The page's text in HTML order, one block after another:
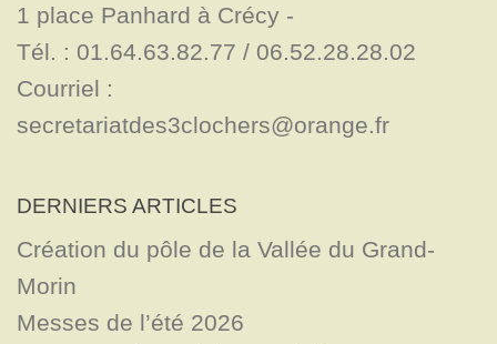
1 place Panhard à Crécy -
Tél. : 01.64.63.82.77 / 06.52.28.28.02
Courriel :
secretariatdes3clochers@orange.fr
DERNIERS ARTICLES
Création du pôle de la Vallée du Grand-
Morin
Messes de l’été 2026